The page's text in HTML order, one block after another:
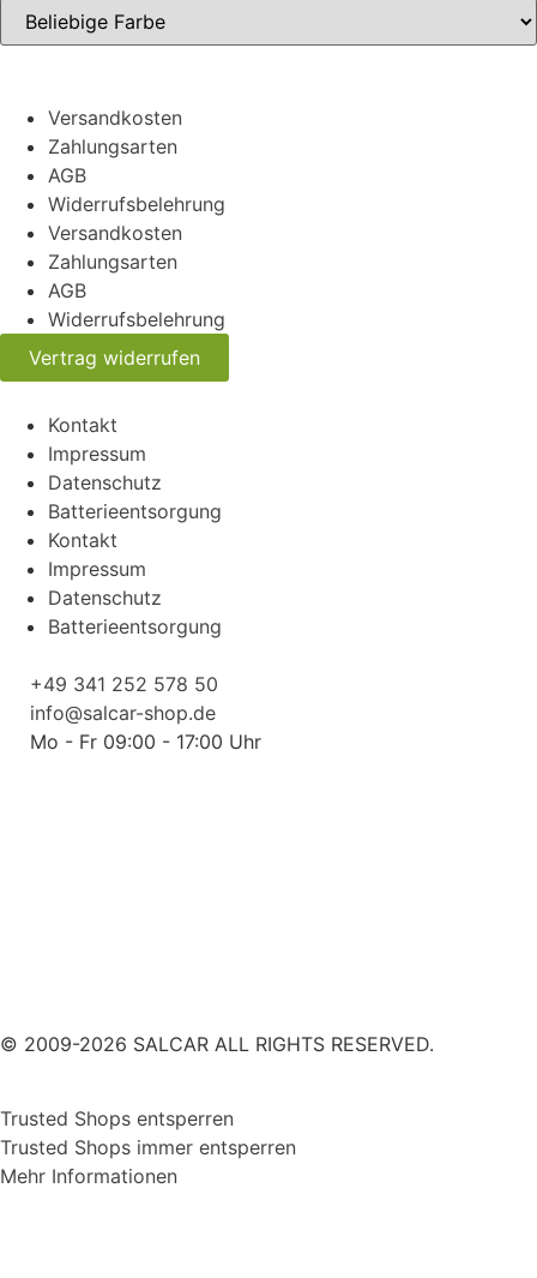
Versandkosten
Zahlungsarten
AGB
Widerrufsbelehrung
Versandkosten
Zahlungsarten
AGB
Widerrufsbelehrung
Vertrag widerrufen
Kontakt
Impressum
Datenschutz
Batterieentsorgung
Kontakt
Impressum
Datenschutz
Batterieentsorgung
+49 341 252 578 50
info@salcar-shop.de
Mo - Fr 09:00 - 17:00 Uhr
© 2009-2026 SALCAR ALL RIGHTS RESERVED.
Trusted Shops entsperren
Trusted Shops immer entsperren
Mehr Informationen